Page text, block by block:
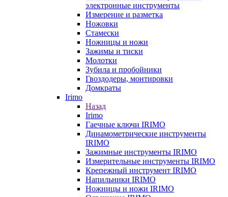
электронные инструменты
Измерение и разметка
Ножовки
Стамески
Ножницы и ножи
Зажимы и тиски
Молотки
Зубила и пробойники
Гвоздодеры, монтировки
Домкраты
Irimo
Назад
Irimo
Гаечные ключи IRIMO
Динамометрические инструменты
IRIMO
Зажимные инструменты IRIMO
Измерительные инструменты IRIMO
Крепежный инструмент IRIMO
Напильники IRIMO
Ножницы и ножи IRIMO